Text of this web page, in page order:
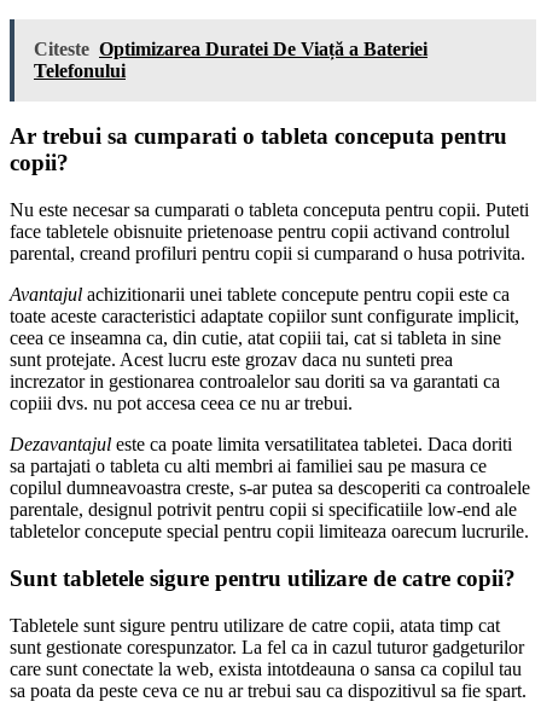
Citeste Optimizarea Duratei De Viață a Bateriei
Telefonului
Ar trebui sa cumparati o tableta conceputa pentru
copii?
Nu este necesar sa cumparati o tableta conceputa pentru copii. Puteti
face tabletele obisnuite prietenoase pentru copii activand controlul
parental, creand profiluri pentru copii si cumparand o husa potrivita.
Avantajul achizitionarii unei tablete concepute pentru copii este ca
toate aceste caracteristici adaptate copiilor sunt configurate implicit,
ceea ce inseamna ca, din cutie, atat copiii tai, cat si tableta in sine
sunt protejate. Acest lucru este grozav daca nu sunteti prea
increzator in gestionarea controalelor sau doriti sa va garantati ca
copiii dvs. nu pot accesa ceea ce nu ar trebui.
Dezavantajul este ca poate limita versatilitatea tabletei. Daca doriti
sa partajati o tableta cu alti membri ai familiei sau pe masura ce
copilul dumneavoastra creste, s-ar putea sa descoperiti ca controalele
parentale, designul potrivit pentru copii si specificatiile low-end ale
tabletelor concepute special pentru copii limiteaza oarecum lucrurile.
Sunt tabletele sigure pentru utilizare de catre copii?
Tabletele sunt sigure pentru utilizare de catre copii, atata timp cat
sunt gestionate corespunzator. La fel ca in cazul tuturor gadgeturilor
care sunt conectate la web, exista intotdeauna o sansa ca copilul tau
sa poata da peste ceva ce nu ar trebui sau ca dispozitivul sa fie spart.